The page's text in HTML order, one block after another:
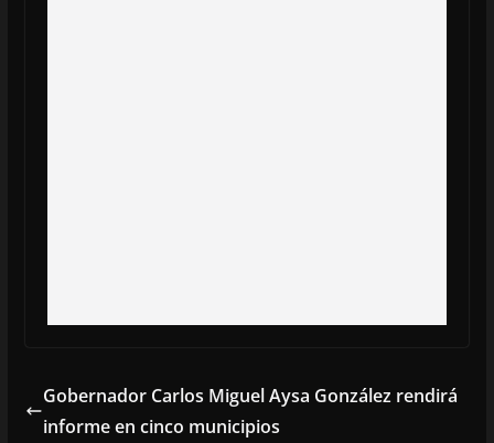
Gobernador Carlos Miguel Aysa González rendirá
informe en cinco municipios